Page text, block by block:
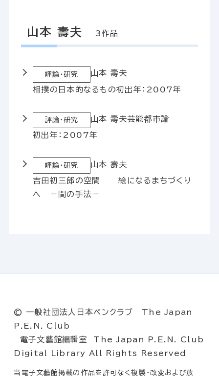
山本 壽夫 3作品
評論・研究 山本 壽夫
相撲の日本的なるもの初出年：2007年
評論・研究 山本 壽夫芸能都市論
初出年：2007年
評論・研究 山本 壽夫
吉田初三郎の空間 絵になるまちづくり
へ －間の手法－
© 一般社団法人日本ペンクラブ The Japan
P.E.N. Club
電子文藝館編輯室 The Japan P.E.N. Club
Digital Library All Rights Reserved
当電子文藝館掲載の作品を許可なく複製・改変および放